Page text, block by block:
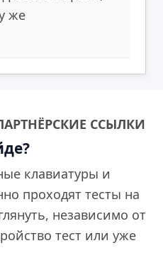
же
ССЫЛКИ
клавиатуры и
проходят тесты на
независимо от
тест или уже